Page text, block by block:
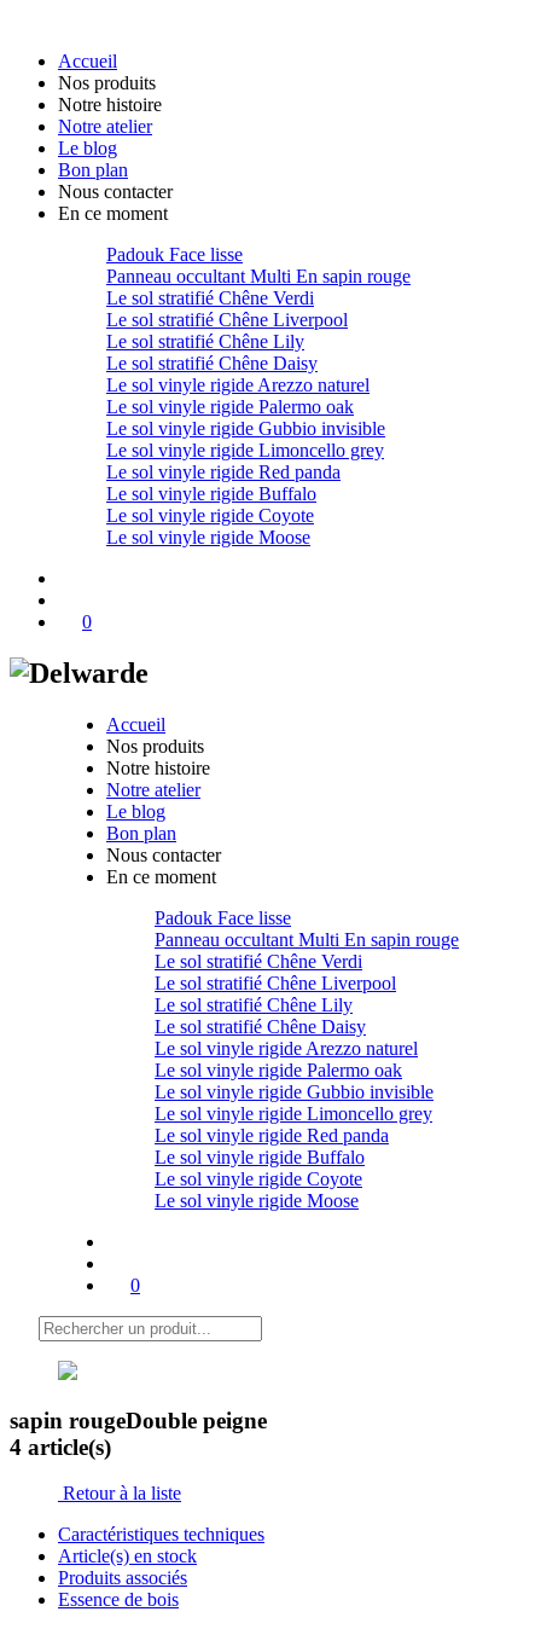
Accueil
Nos produits
Notre histoire
Notre atelier
Le blog
Bon plan
Nous contacter
En ce moment
Padouk Face lisse
Panneau occultant Multi En sapin rouge
Le sol stratifié Chêne Verdi
Le sol stratifié Chêne Liverpool
Le sol stratifié Chêne Lily
Le sol stratifié Chêne Daisy
Le sol vinyle rigide Arezzo naturel
Le sol vinyle rigide Palermo oak
Le sol vinyle rigide Gubbio invisible
Le sol vinyle rigide Limoncello grey
Le sol vinyle rigide Red panda
Le sol vinyle rigide Buffalo
Le sol vinyle rigide Coyote
Le sol vinyle rigide Moose
0
Accueil
Nos produits
Notre histoire
Notre atelier
Le blog
Bon plan
Nous contacter
En ce moment
Padouk Face lisse
Panneau occultant Multi En sapin rouge
Le sol stratifié Chêne Verdi
Le sol stratifié Chêne Liverpool
Le sol stratifié Chêne Lily
Le sol stratifié Chêne Daisy
Le sol vinyle rigide Arezzo naturel
Le sol vinyle rigide Palermo oak
Le sol vinyle rigide Gubbio invisible
Le sol vinyle rigide Limoncello grey
Le sol vinyle rigide Red panda
Le sol vinyle rigide Buffalo
Le sol vinyle rigide Coyote
Le sol vinyle rigide Moose
0
sapin rougeDouble peigne
4 article(s)
Retour à la liste
Caractéristiques techniques
Article(s) en stock
Produits associés
Essence de bois